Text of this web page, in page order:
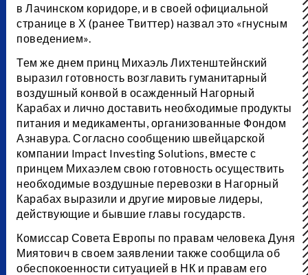
в Лачинском коридоре, и в своей официальной
странице в Х (ранее Твиттер) назвал это «гнусным
поведением».
Тем же днем принц Михаэль Лихтенштейнский
выразил готовность возглавить гуманитарный
воздушный конвой в осажденный Нагорный
Карабах и лично доставить необходимые продукты
питания и медикаменты, организованные Фондом
Азнавура. Согласно сообщению швейцарской
компании Impact Investing Solutions, вместе с
принцем Михаэлем свою готовность осуществить
необходимые воздушные перевозки в Нагорный
Карабах выразили и другие мировые лидеры,
действующие и бывшие главы государств.
Комиссар Совета Европы по правам человека Дуня
Миятович в своем заявлении также сообщила об
обеспокоенности ситуацией в НК и правам его